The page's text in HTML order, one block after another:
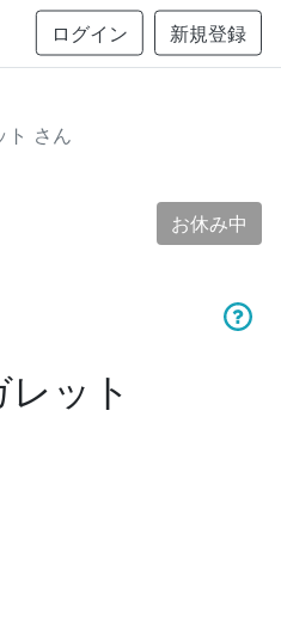
ログイン 新規登録
ト さん
お休み中
ット